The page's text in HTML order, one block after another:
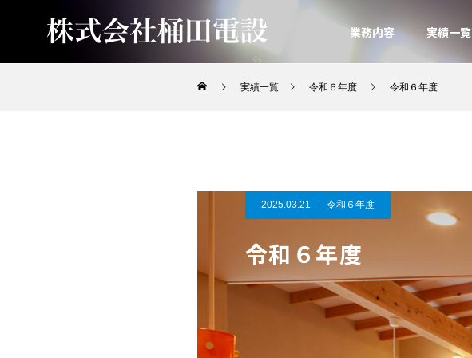
業務内容 実績一覧
実績一覧 令和６年度 令和６年度
2025.03.21 令和６年度
令和６年度